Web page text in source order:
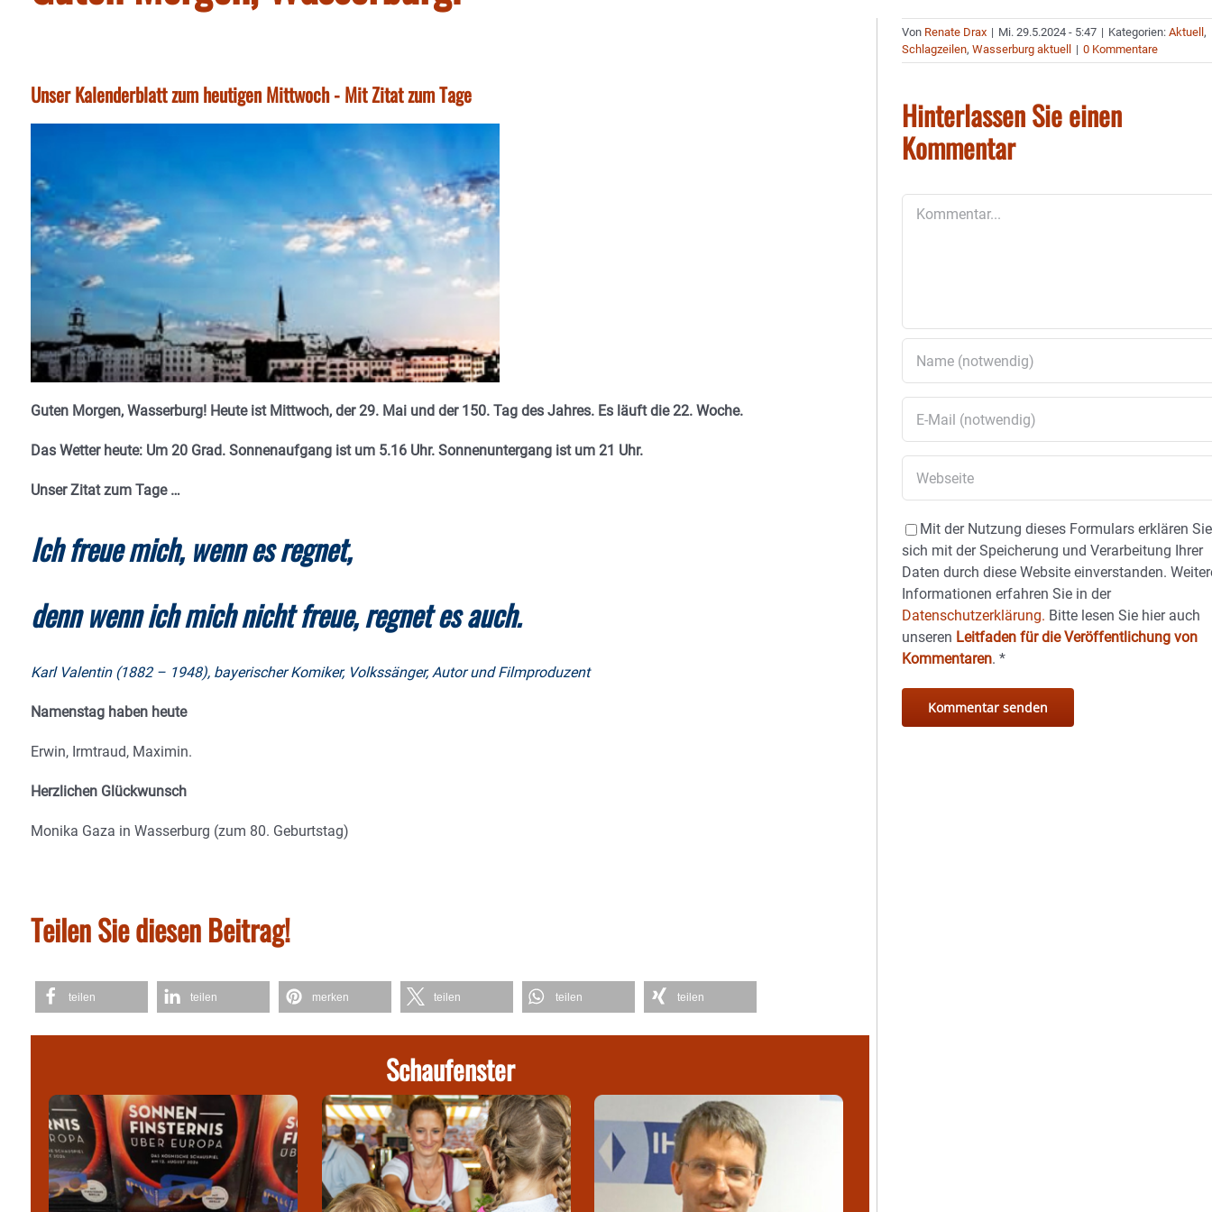
Unser Kalenderblatt zum heutigen Mittwoch - Mit Zitat zum Tage
Guten Morgen, Wasserburg! Heute ist Mittwoch, der 29. Mai und der 150. Tag des Jahres. Es läuft die 22. Woche.
Das Wetter heute: Um 20 Grad. Sonnenaufgang ist um 5.16 Uhr. Sonnenuntergang ist um 21 Uhr.
Unser Zitat zum Tage …
Ich freue mich, wenn es regnet,
denn wenn ich mich nicht freue, regnet es auch.
Karl Valentin (1882 – 1948), bayerischer Komiker, Volkssänger, Autor und Filmproduzent
Namenstag haben heute
Erwin, Irmtraud, Maximin.
Herzlichen Glückwunsch
Monika Gaza in Wasserburg (zum 80. Geburtstag)
Teilen Sie diesen Beitrag!
teilen teilen merken teilen teilen teilen
Schaufenster
Von Renate Drax | Mi. 29.5.2024 - 5:47 | Kategorien:Aktuell,
Schlagzeilen,Wasserburg aktuell | 0 Kommentare
Hinterlassen Sie einen
Kommentar
Mit der Nutzung dieses Formulars erklären Sie
sich mit der Speicherung und Verarbeitung Ihrer
Daten durch diese Website einverstanden.
Informationen erfahren Sie in der
Datenschutzerklärung. Bitte lesen Sie hier auch
unseren Leitfaden für die Veröffentlichung von
Kommentaren.*